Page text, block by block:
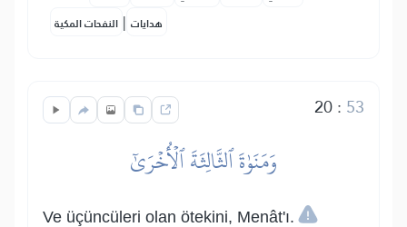
النفحات المكية | هدايات
20: 53
وَمَنَوٰةَ ٱلثَّالِثَةَ ٱلۡأُخۡرَىٰٓ
Ve üçüncüleri olan ötekini, Menât'ı.